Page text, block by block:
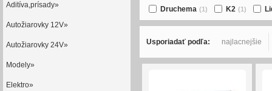
Aditíva,prísady»
Autožiarovky 12V»
Autožiarovky 24V»
Modely»
Elektro»
Druchema (1) K2 (1)
Usporiadať podľa: najlacnejšie